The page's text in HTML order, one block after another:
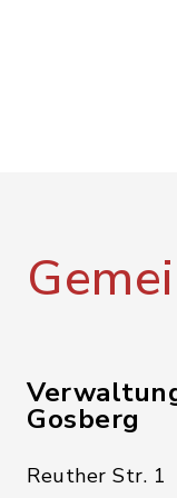
Gosberg
Reuther Str. 1